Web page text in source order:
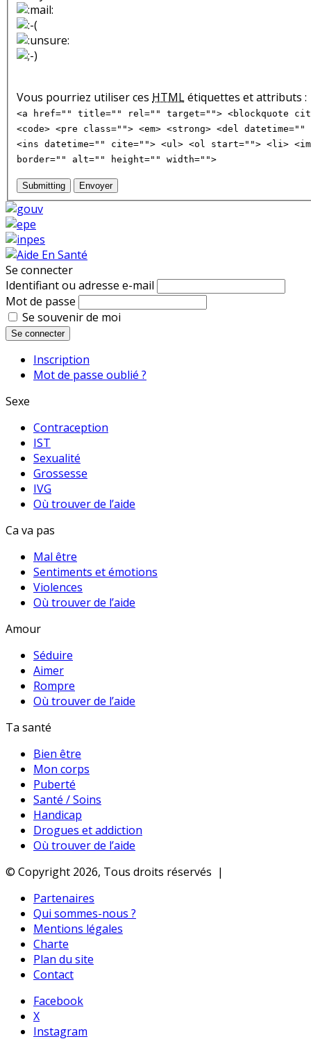
Vous pourriez utiliser ces HTMLétiquettes et attributs :
<a href="" title="" rel="" target=""> <blockquote
<code> <pre class=""> <em> <strong> <del
<ins datetime="" cite=""> <ul> <ol start=""> <li>
border="" alt="" height="" width="">
Submitting Envoyer
Se connecter
Identifiant ou adresse e-mail
Mot de passe
Se souvenir de moi
Se connecter
Inscription
Mot de passe oublié ?
Sexe
Contraception
IST
Sexualité
Grossesse
IVG
Où trouver de l’aide
Ca va pas
Mal être
Sentiments et émotions
Violences
Où trouver de l’aide
Amour
Séduire
Aimer
Rompre
Où trouver de l’aide
Ta santé
Bien être
Mon corps
Puberté
Santé / Soins
Handicap
Drogues et addiction
Où trouver de l’aide
© Copyright 2026, Tous droits réservés |
Partenaires
Qui sommes-nous ?
Mentions légales
Charte
Plan du site
Contact
Facebook
X
Instagram